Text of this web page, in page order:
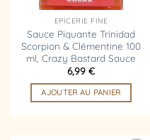
EPICERIE FINE
Sauce Piquante Trinidad
Scorpion & Clémentine 100
ml, Crazy Bastard Sauce
6,99 €
AJOUTER AU PANIER